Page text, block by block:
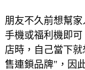
朋友不久前想幫
手機或福利機即
店時，自己當下
售連鎖品牌"，因